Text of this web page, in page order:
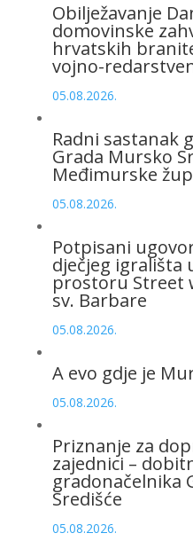
Obilježavanje
domovinske
hrvatskih
vojno-
05.08.2026.
Radni sastanak
Grada Mursko
Međimurske
05.08.2026.
Potpisani
dječjeg igrališta
prostoru Street
sv. Barbare
05.08.2026.
A evo gdje je
05.08.2026.
Priznanje za
zajednici –
gradonačelnika
Središće
05.08.2026.